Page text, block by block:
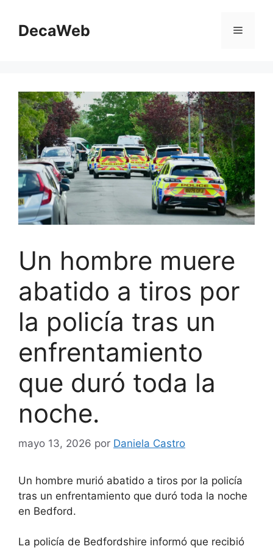
contenido
DecaWeb Menú
Un hombre muere
abatido a tiros por
la policía tras un
enfrentamiento
que duró toda la
noche.
mayo 13, 2026 por Daniela Castro
Un hombre murió abatido a tiros por la policía
tras un enfrentamiento que duró toda la noche
en Bedford.
La policía de Bedfordshire informó que recibió